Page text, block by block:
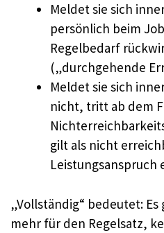
Meldet sie sich
persönlich beim
Regelbedarf
(„durchgehende
Meldet sie sich
nicht, tritt ab dem
gilt als nicht
„Vollständig“ bedeutet:
mehr für den Regelsatz,